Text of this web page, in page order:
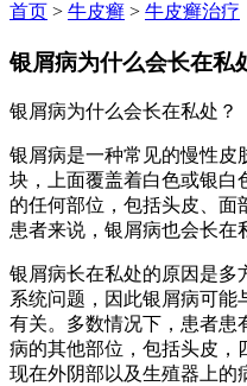
首页 > 牛皮癣 > 牛皮癣治疗
银屑病为什么会长在私
银屑病为什么会长在私处？
银屑病是一种常见的慢性皮
块，上面覆盖着白色或银白
的任何部位，包括头皮、面
患者来说，银屑病也会长在
银屑病长在私处的原因是多
系统问题，因此银屑病可能
有关。多数情况下，患者患
病的其他部位，包括头皮，
现在外阴部以及生殖器上的